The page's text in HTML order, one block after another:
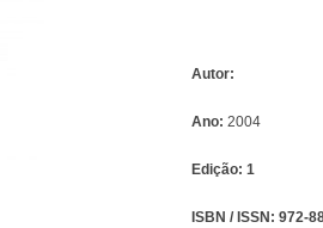
Autor:
Ano: 2004
Edição: 1
ISBN / ISSN: 972-